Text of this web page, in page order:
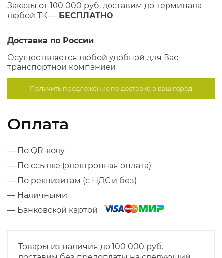
Заказы от 100 000 руб. доставим до терминала
любой ТК — БЕСПЛАТНО
Доставка по России
Осуществляется любой удобной для Вас
транспортной компанией
Получить предложение подоставке в ваш город
Оплата
— По QR-коду
— По ссылке (электронная оплата)
— По реквизитам (с НДС и без)
— Наличными
— Банковской картой
Товары из наличия до 100 000 руб.